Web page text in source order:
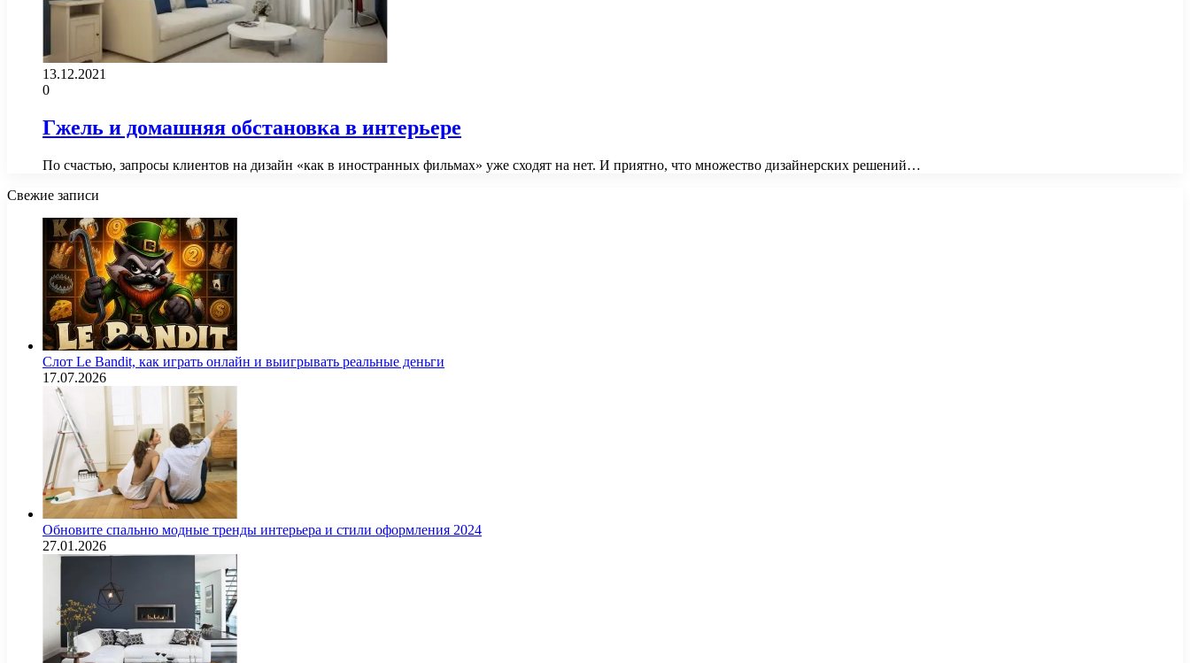
13.12.2021
0
Гжель и домашняя обстановка в интерьере
По счастью, запросы клиентов на дизайн «как в иностранных фильмах» уже сходят на нет. И приятно, что множество дизайнерских решений…
Свежие записи
Слот Le Bandit, как играть онлайн и выигрывать реальные деньги
17.07.2026
Обновите спальню модные тренды интерьера и стили оформления 2024
27.01.2026